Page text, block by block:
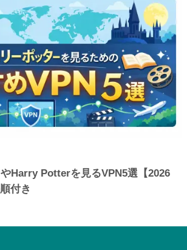
Harry Potterを見るVPN5選【2026
付き